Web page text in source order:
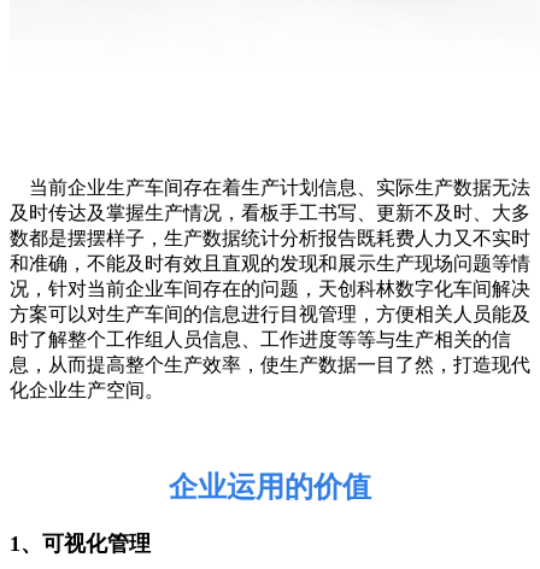
当前企业生产车间存在着生产计划信息、实际生产数据无法
及时传达及掌握生产情况，看板手工书写、更新不及时、大多
数都是摆摆样子，生产数据统计分析报告既耗费人力又不实时
和准确，不能及时有效且直观的发现和展示生产现场问题等情
况，针对当前企业车间存在的问题，天创科林数字化车间解决
方案可以对生产车间的信息进行目视管理，方便相关人员能及
时了解整个工作组人员信息、工作进度等等与生产相关的信
息，从而提高整个生产效率，使生产数据一目了然，打造现代
化企业生产空间。
企业运用的价值
1、 可视化管理